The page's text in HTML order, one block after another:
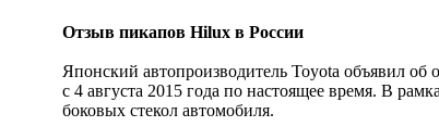
Отзыв пикапов Hilux в России
Японский автопроизводитель Toyota объявил
с 4 августа 2015 года по настоящее время. В
боковых стекол автомобиля.